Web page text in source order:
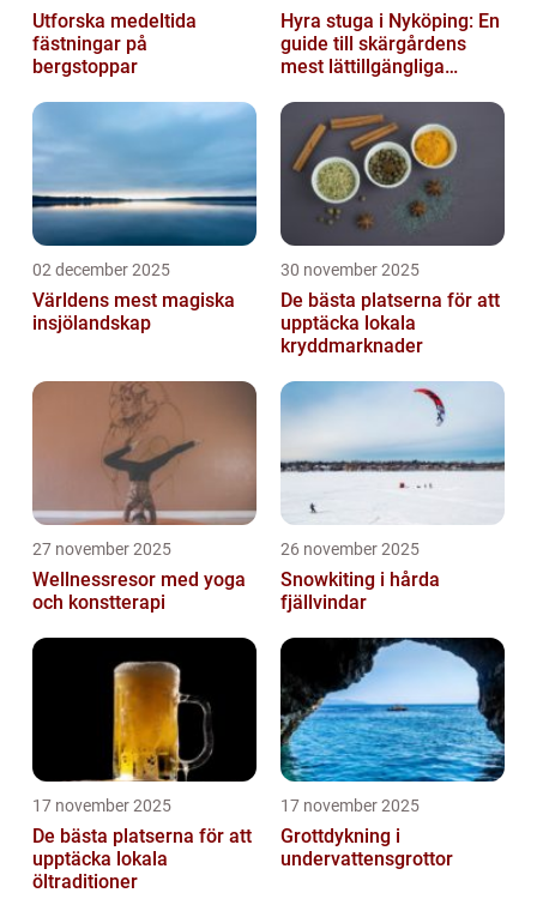
Utforska medeltida
fästningar på
bergstoppar
Hyra stuga i Nyköping: En
guide till skärgårdens
mest lättillgängliga
02 december 2025
Världens mest magiska
insjölandskap
30 november 2025
De bästa platserna för att
upptäcka lokala
kryddmarknader
27 november 2025
Wellnessresor med yoga
och konstterapi
26 november 2025
Snowkiting i hårda
fjällvindar
17 november 2025
De bästa platserna för att
upptäcka lokala
öltraditioner
17 november 2025
Grottdykning i
undervattensgrottor